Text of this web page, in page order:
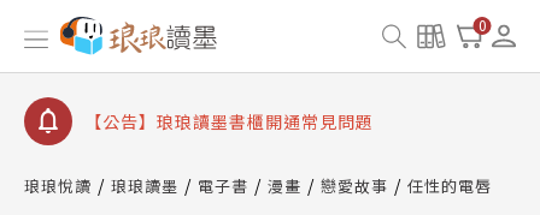
0
【公告】因 Readmoo 讀墨系統維護中，本站同步暫
停部分閱讀服務
【公告】琅琅讀墨數位閱讀資產合併與書櫃開通申請
【公告】琅琅讀墨書櫃開通常見問題
請圖文教學
琅琅悅讀 琅琅讀墨 電子書 漫畫 戀愛故事 任性的電唇